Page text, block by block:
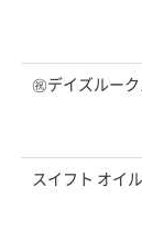
㊗️デイズルー
スイフト オイ